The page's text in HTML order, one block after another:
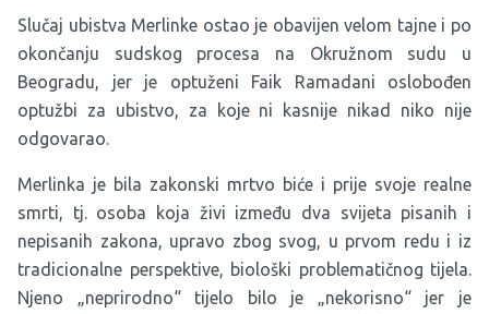
Slučaj ubistva Merlinke ostao je obavijen velom tajne i po
okončanju sudskog procesa na Okružnom sudu u
Beogradu, jer je optuženi Faik Ramadani oslobođen
optužbi za ubistvo, za koje ni kasnije nikad niko nije
odgovarao.
Merlinka je bila zakonski mrtvo biće i prije svoje realne
smrti, tj. osoba koja živi između dva svijeta pisanih i
nepisanih zakona, upravo zbog svog, u prvom redu i iz
tradicionalne perspektive, biološki problematičnog tijela.
Njeno „neprirodno“ tijelo bilo je „nekorisno“ jer je